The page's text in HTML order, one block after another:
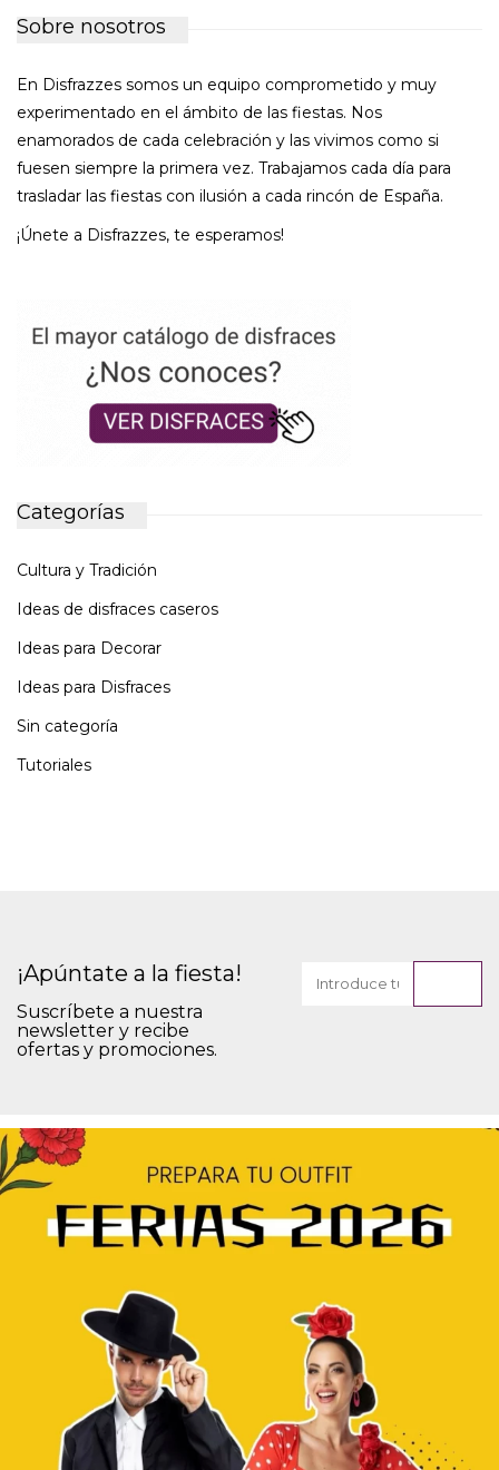
Sobre nosotros
En Disfrazzes somos un equipo comprometido y muy
experimentado en el ámbito de las fiestas. Nos
enamorados de cada celebración y las vivimos como si
fuesen siempre la primera vez. Trabajamos cada día para
trasladar las fiestas con ilusión a cada rincón de España.
¡Únete a Disfrazzes, te esperamos!
Categorías
Cultura y Tradición
Ideas de disfraces caseros
Ideas para Decorar
Ideas para Disfraces
Sin categoría
Tutoriales
¡Apúntate a la fiesta!
Suscríbete a nuestra
newsletter y recibe
ofertas y promociones.